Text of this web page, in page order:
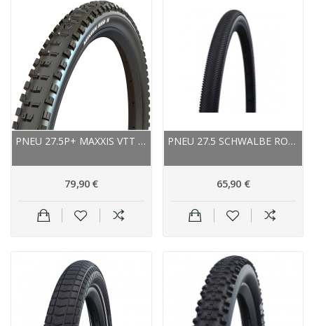
PNEU 27.5P+ MAXXIS VTT MINION DHR II+ TUBELESS...
79,90 €
PNEU 27.5 SCHWALBE ROUTE GRAVEL G-ONE ALL ROUND...
65,90 €